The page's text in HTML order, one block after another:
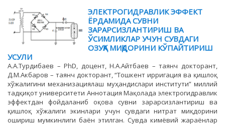
ЭЛЕКТРОГИДРАВЛИК ЭФФЕКТ
ЁРДАМИДА СУВНИ
ЗАРАРСИЗЛАНТИРИШ ВА
ЎСИМЛИКЛАР УЧУН СУВДАГИ
ОЗУҚА МИҚДОРИНИ КЎПАЙТИРИШ
УСУЛИ
А.А.Турдибаев – PhD, доцент, Н.А.Айтбаев – таянч докторант,
Д.М.Акбаров – таянч докторант, “Тошкент ирригация ва қишлоқ
хўжалигини механизациялаш муҳандислари институти” миллий
тадқиқот университети Аннотация Мақолада электрогидравлик
эффектдан фойдаланиб оқова сувни зарарсизлантириш ва
қишлоқ хўжалиги экинлари учун сувдаги нитрат миқдорини
ошириш мумкинлиги баён этилган. Сувда кимёвий жараёнлар